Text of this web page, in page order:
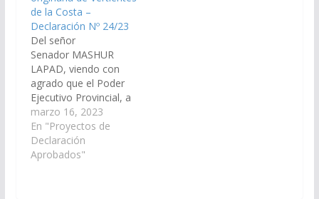
de la Costa –
Declaración Nº 24/23
Del señor
Senador MASHUR
LAPAD, viendo con
agrado que el Poder
Ejecutivo Provincial, a
través del Ministerio de
Educación, Cultura,
Ciencia y Tecnología;
disponga la creación
marzo 16, 2023
En "Proyectos de
Declaración
Aprobados"